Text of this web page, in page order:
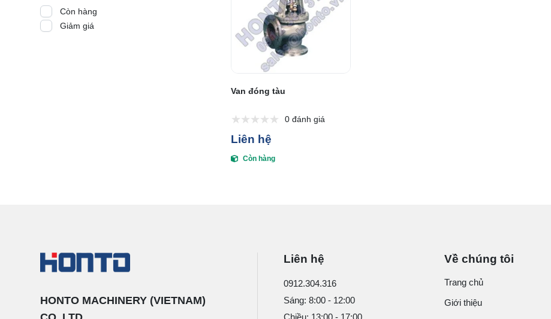
Còn hàng
Giảm giá
Van đóng tàu
0 đánh giá
Liên hệ
Còn hàng
HONTO MACHINERY (VIETNAM)
Liên hệ
0912.304.316
Sáng: 8:00 - 12:00
Về chúng tôi
Trang chủ
Giới thiệu